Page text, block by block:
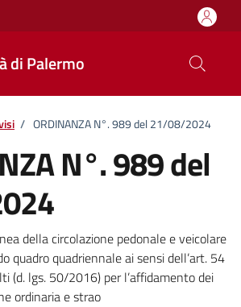
di Palermo
/ ORDINANZA N°. 989 del 21/08/2024
N°. 989 del
notizia
della circolazione pedonale e veicolare
quadro quadriennale ai sensi dell’art. 54
(d. lgs. 50/2016) per l’affidamento dei
ordinaria e strao